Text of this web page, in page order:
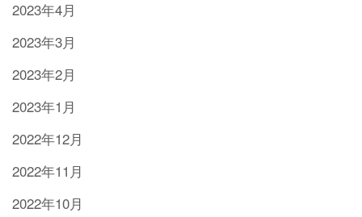
2023年4月
2023年3月
2023年2月
2023年1月
2022年12月
2022年11月
2022年10月